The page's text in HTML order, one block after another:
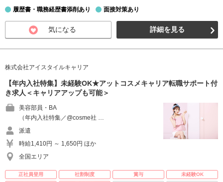
履歴書・職務経歴書添削あり 面接対策あり
気になる 詳細を見る
株式会社アイスタイルキャリア
【年内入社特集】未経験OK★アットコスメキャリア転職サポート付
き求人＜キャリアアップも可能＞
美容部員・BA
（年内入社特集／@cosme社 …
派遣
時給1,410円 ～ 1,650円 ほか
全国エリア
正社員登用 社割制度 賞与
未経験OK